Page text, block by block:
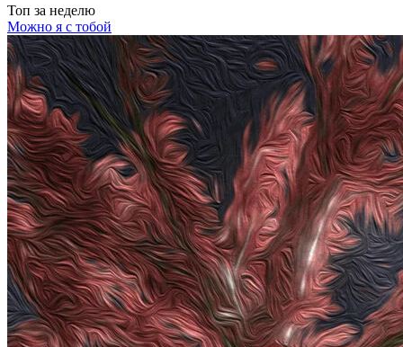
Топ за неделю
Можно я с тобой